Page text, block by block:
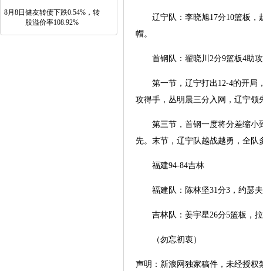
8月8日健友转债下跌0.54%，转
股溢价率108.92%
辽宁队：李晓旭17分10篮板，赵
帽。
首钢队：翟晓川2分9篮板4助攻4
第一节，辽宁打出12-4的开局，
攻得手，丛明晨三分入网，辽宁领
第三节，首钢一度将分差缩小到
先。末节，辽宁队越战越勇，全队
福建94-84吉林
福建队：陈林坚31分3，约瑟夫-
吉林队：姜宇星26分5篮板，拉
（勿忘初衷）
声明：新浪网独家稿件，未经授权